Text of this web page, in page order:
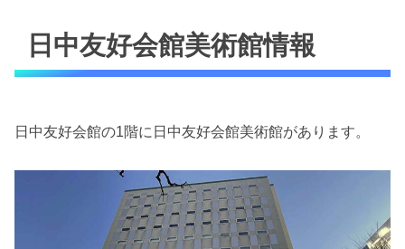
日中友好会館美術館情報
日中友好会館の1階に日中友好会館美術館があります。